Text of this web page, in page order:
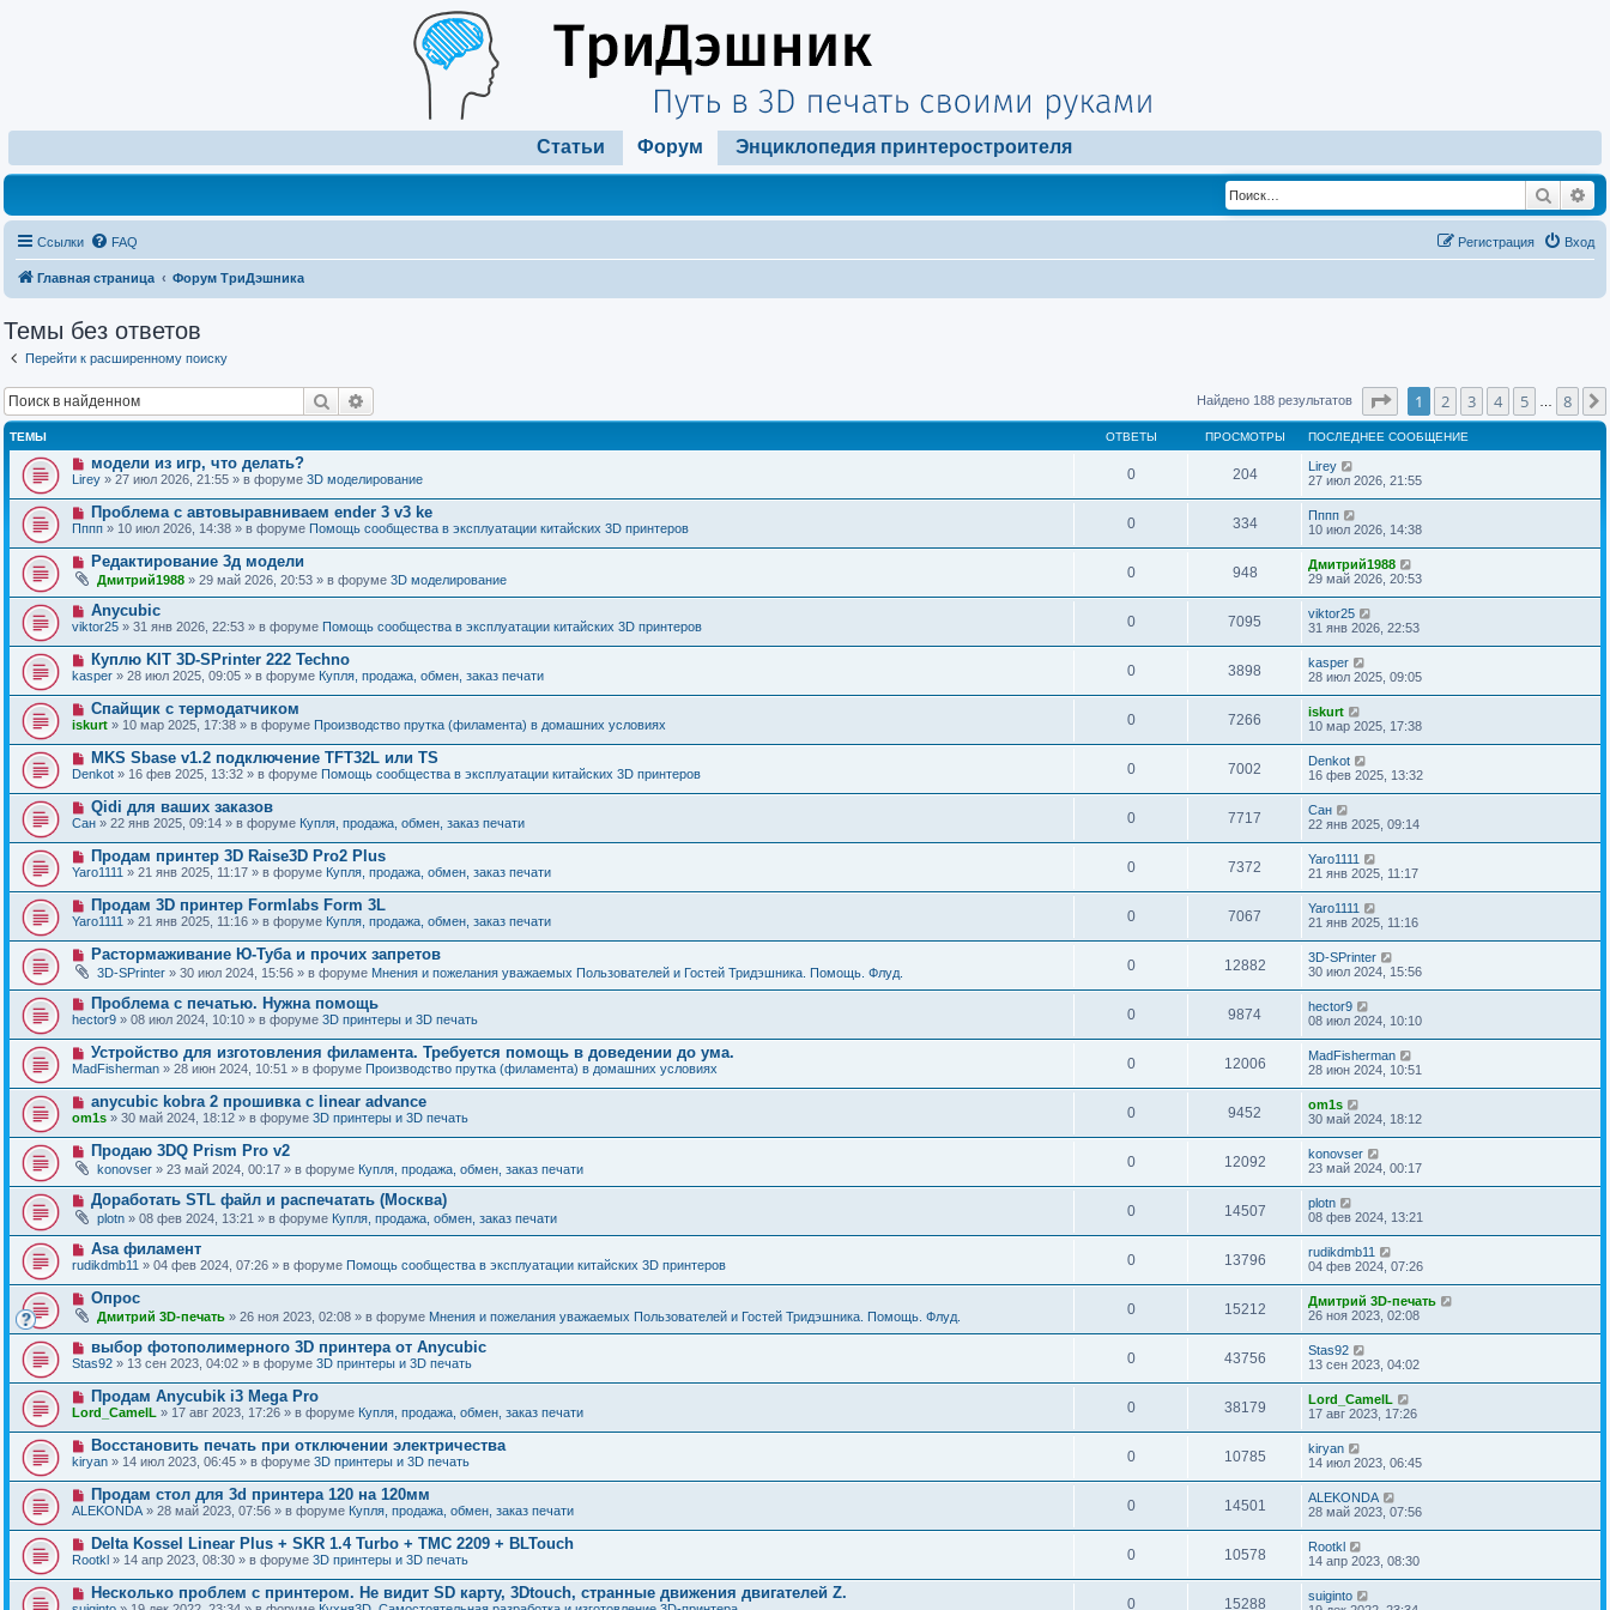
Статьи Форум Энциклопедия принтеростроителя
Поиск
Ссылки FAQ Вход
Регистрация
Главная страница Форум ТриДэшника
Темы без ответов
Перейти к расширенному поиску
Поиск Найдено 188 результатов Страница 1 из8
1 2 3 4 5 8
ТЕМЫ ОТВЕТЫ ПРОСМОТРЫ ПОСЛЕДНЕЕ СООБЩЕНИЕ
Н
о
в
о
е
с
о
б
щ
е
н
и
е
модели из игр, что делать?
Lirey » 27 июл 2026, 21:55 » в форуме 3D моделирование 0 204
Lirey
27 июл 2026, 21:55
Н
о
в
о
е
с
о
о
б
е
н
и
е
Проблема с автовыравниваем ender 3 v3 ke
Пппп » 10 июл 2026, 14:38 » в форуме Помощь сообщества в эксплуатации китайских 3D принтеров 0 334
Пппп
10 июл 2026, 14:38
Н
в
о
е
с
о
б
щ
е
н
и
е
Редактирование 3д модели
Дмитрий1988 » 29 май 2026, 20:53 » в форуме 3D моделирование 0 948
Дмитрий1988
29 май 2026, 20:53
Н
о
в
о
е
с
о
о
б
е
н
и
е
Anycubic
viktor25 » 31 янв 2026, 22:53 » в форуме Помощь сообщества в эксплуатации китайских 3D принтеров 0 7095
viktor25
31 янв 2026, 22:53
Н
о
в
о
е
с
о
б
е
н
и
е
Куплю KIT 3D-SPrinter 222 Techno
kasper » 28 июл 2025, 09:05 » в форуме Купля, продажа, обмен, заказ печати 0 3898
kasper
28 июл 2025, 09:05
Н
о
в
о
е
с
о
о
б
е
н
и
е
Спайщик с термодатчиком
iskurt » 10 мар 2025, 17:38 » в форуме Производство прутка (филамента) в домашних условиях 0 7266
iskurt
10 мар 2025, 17:38
Н
о
в
о
е
с
о
б
е
н
и
е
MKS Sbase v1.2 подключение TFT32L или TS
Denkot » 16 фев 2025, 13:32 » в форуме Помощь сообщества в эксплуатации китайских 3D принтеров 0 7002
Denkot
16 фев 2025, 13:32
Н
о
в
о
е
с
о
б
е
н
и
е
Qidi для ваших заказов
Сан » 22 янв 2025, 09:14 » в форуме Купля, продажа, обмен, заказ печати 0 7717
Сан
22 янв 2025, 09:14
Н
о
в
о
е
с
о
б
щ
е
н
и
е
Продам принтер 3D Raise3D Pro2 Plus
Yaro1111 » 21 янв 2025, 11:17 » в форуме Купля, продажа, обмен, заказ печати 0 7372
Yaro1111
21 янв 2025, 11:17
Н
о
в
о
е
с
о
б
е
н
и
е
Продам 3D принтер Formlabs Form 3L
Yaro1111 » 21 янв 2025, 11:16 » в форуме Купля, продажа, обмен, заказ печати 0 7067
Yaro1111
21 янв 2025, 11:16
Н
в
о
е
с
о
о
б
е
н
и
е
Растормаживание Ю-Туба и прочих запретов
3D-SPrinter » 30 июл 2024, 15:56 » в форуме Мнения и пожелания уважаемых Пользователей и Гостей Тридэшника. Помощь. Флуд. 0 12882
3D-SPrinter
30 июл 2024, 15:56
Н
о
в
о
е
с
о
о
б
е
н
и
е
Проблема с печатью. Нужна помощь
hector9 » 08 июл 2024, 10:10 » в форуме 3D принтеры и 3D печать 0 9874
hector9
08 июл 2024, 10:10
Н
о
в
о
е
с
о
б
щ
е
н
и
е
Устройство для изготовления филамента. Требуется помощь в доведении до ума.
MadFisherman » 28 июн 2024, 10:51 » в форуме Производство прутка (филамента) в домашних условиях 0 12006
MadFisherman
28 июн 2024, 10:51
Н
о
в
о
е
с
о
о
б
щ
н
и
е
anycubic kobra 2 прошивка с linear advance
om1s » 30 май 2024, 18:12 » в форуме 3D принтеры и 3D печать 0 9452
om1s
30 май 2024, 18:12
Н
в
о
е
с
о
о
б
е
н
и
е
Продаю 3DQ Prism Pro v2
konovser » 23 май 2024, 00:17 » в форуме Купля, продажа, обмен, заказ печати 0 12092
konovser
23 май 2024, 00:17
Н
о
в
о
е
с
о
о
б
щ
н
и
е
Доработать STL файл и распечатать (Москва)
plotn » 08 фев 2024, 13:21 » в форуме Купля, продажа, обмен, заказ печати 0 14507
plotn
08 фев 2024, 13:21
Н
о
в
о
е
с
о
о
б
е
н
и
е
Asa филамент
rudikdmb11 » 04 фев 2024, 07:26 » в форуме Помощь сообщества в эксплуатации китайских 3D принтеров 0 13796
rudikdmb11
04 фев 2024, 07:26
Н
в
о
е
с
о
б
е
н
и
е
Опрос
Дмитрий 3D-печать » 26 ноя 2023, 02:08 » в форуме Мнения и пожелания уважаемых Пользователей и Гостей Тридэшника. Помощь. Флуд. 0 15212
Дмитрий 3D-печать
26 ноя 2023, 02:08
Н
о
в
о
е
с
о
б
щ
е
н
и
е
выбор фотополимерного 3D принтера от Anycubic
Stas92 » 13 сен 2023, 04:02 » в форуме 3D принтеры и 3D печать 0 43756
Stas92
13 сен 2023, 04:02
Н
о
в
о
е
с
о
б
е
н
и
е
Продам Anycubik i3 Mega Pro
Lord_CamelL » 17 авг 2023, 17:26 » в форуме Купля, продажа, обмен, заказ печати 0 38179
Lord_CamelL
17 авг 2023, 17:26
Н
о
в
о
е
с
о
б
е
н
Восстановить печать при отключении электричества
kiryan » 14 июл 2023, 06:45 » в форуме 3D принтеры и 3D печать 0 10785
kiryan
14 июл 2023, 06:45
Н
о
в
о
е
с
о
б
Продам стол для 3d принтера 120 на 120мм
ALEKONDA » 28 май 2023, 07:56 » в форуме Купля, продажа, обмен, заказ печати 0 14501
ALEKONDA
28 май 2023, 07:56
Н
о
в
о
е
Delta Kossel Linear Plus + SKR 1.4 Turbo + TMC 2209 + BLTouch
Rootkl » 14 апр 2023, 08:30 » в форуме 3D принтеры и 3D печать 0 10578
Rootkl
14 апр 2023, 08:30
Н
о
Несколько проблем с принтером. Не видит SD карту, 3Dtouch, странные движения двигателей Z.
0 15288
suiginto